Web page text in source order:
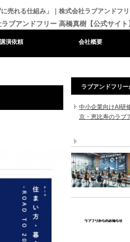
売れる仕組み」｜株式会社ラブアンドフリ
ブアンドフリー 高橋真樹【公式サイト
講演依頼 会社概要
ラブアンドフリ
中小企業向けAI研
京・恵比寿のラブ